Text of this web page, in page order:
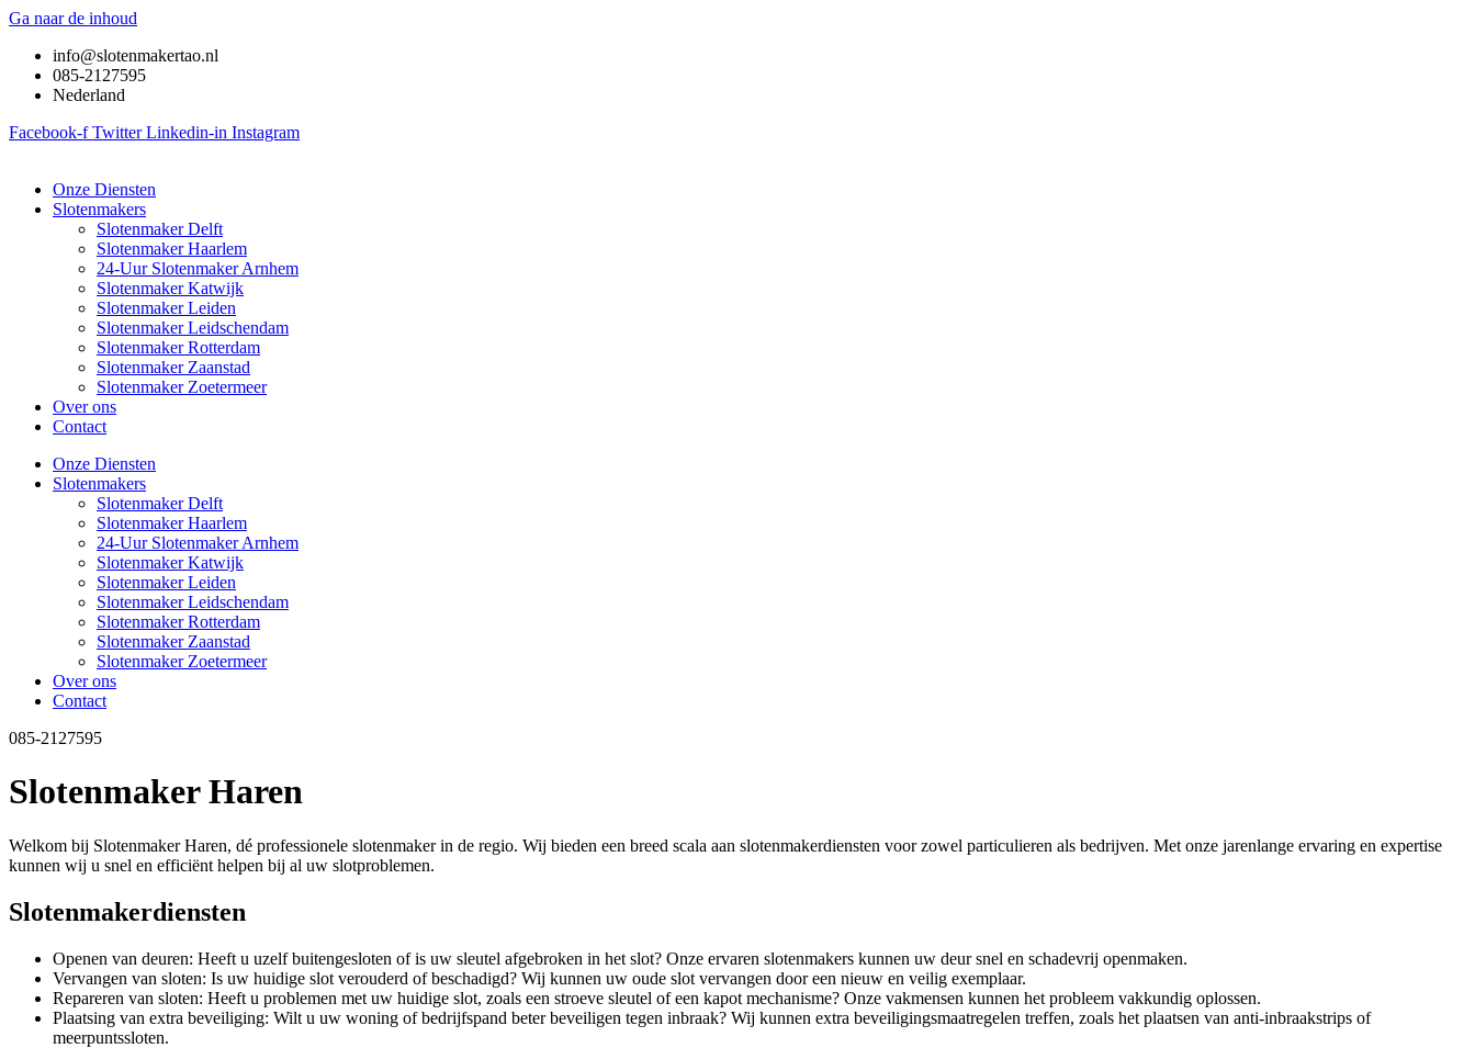
Ga naar de inhoud
info@slotenmakertao.nl
085-2127595
Nederland
Facebook-f Twitter Linkedin-in Instagram
Onze Diensten
Slotenmakers
Slotenmaker Delft
Slotenmaker Haarlem
24-Uur Slotenmaker Arnhem
Slotenmaker Katwijk
Slotenmaker Leiden
Slotenmaker Leidschendam
Slotenmaker Rotterdam
Slotenmaker Zaanstad
Slotenmaker Zoetermeer
Over ons
Contact
Onze Diensten
Slotenmakers
Slotenmaker Delft
Slotenmaker Haarlem
24-Uur Slotenmaker Arnhem
Slotenmaker Katwijk
Slotenmaker Leiden
Slotenmaker Leidschendam
Slotenmaker Rotterdam
Slotenmaker Zaanstad
Slotenmaker Zoetermeer
Over ons
Contact
085-2127595
Slotenmaker Haren
Welkom bij Slotenmaker Haren, dé professionele slotenmaker in de regio. Wij bieden een breed scala aan slotenmakerdiensten voor zowel particulieren als bedrijven. Met onze jarenlange ervaring en expertise
kunnen wij u snel en efficiënt helpen bij al uw slotproblemen.
Slotenmakerdiensten
Openen van deuren: Heeft u uzelf buitengesloten of is uw sleutel afgebroken in het slot? Onze ervaren slotenmakers kunnen uw deur snel en schadevrij openmaken.
Vervangen van sloten: Is uw huidige slot verouderd of beschadigd? Wij kunnen uw oude slot vervangen door een nieuw en veilig exemplaar.
Repareren van sloten: Heeft u problemen met uw huidige slot, zoals een stroeve sleutel of een kapot mechanisme? Onze vakmensen kunnen het probleem vakkundig oplossen.
Plaatsing van extra beveiliging: Wilt u uw woning of bedrijfspand beter beveiligen tegen inbraak? Wij kunnen extra beveiligingsmaatregelen treffen, zoals het plaatsen van anti-inbraakstrips of
meerpuntssloten.